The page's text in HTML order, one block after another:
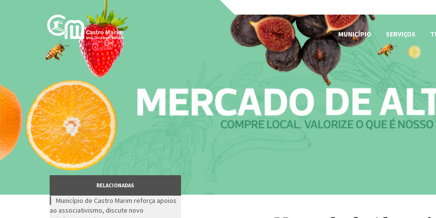
MUNICÍPIO
SERVIÇOS
RELACIONADAS
Município de Castro Marim reforça apoios
ao associativismo, discute novo